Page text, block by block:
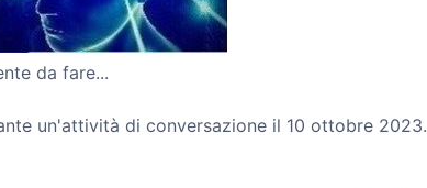
da fare...
un'attività di conversazione il 10 ottobre 2023.